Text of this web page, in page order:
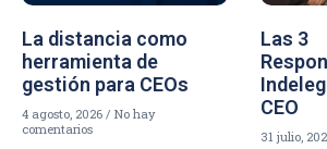
La distancia como
herramienta de
gestión para CEOs
4 agosto, 2026
No hay
comentarios
Las 3
CEO
31 julio,